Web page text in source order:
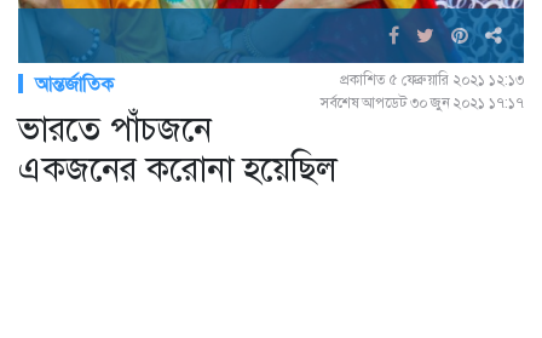
আন্তর্জাতিক
প্রকাশিত ৫ ফেব্রুয়ারি ২০২১ ১২:১৩
সর্বশেষ আপডেট ৩০ জুন ২০২১ ১৭:১৭
ভারতে পাঁচজনে
একজনের করোনা হয়েছিল